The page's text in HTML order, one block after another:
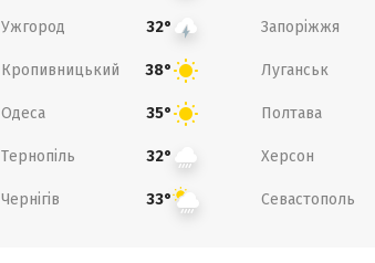
Ужгород 32° Запоріжжя
Кропивницький 38° Луганськ
Одеса 35° Полтава
Тернопіль 32° Херсон
Чернігів 33° Севастополь